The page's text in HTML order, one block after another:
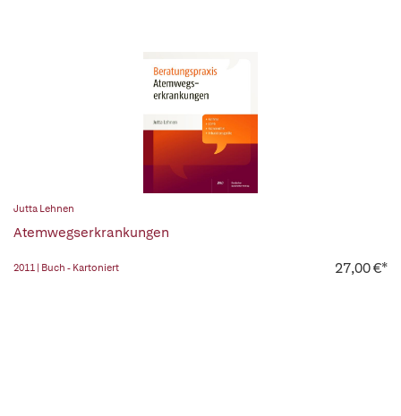
Jutta Lehnen
Atemwegserkrankungen
2011 | Buch - Kartoniert 27,00 €*